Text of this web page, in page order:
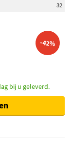
32
-42%
bij u geleverd.